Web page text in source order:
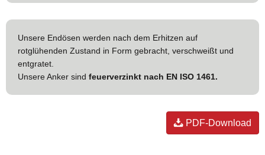
Unsere Endösen werden nach dem Erhitzen auf
rotglühenden Zustand in Form gebracht, verschweißt und
entgratet.
Unsere Anker sind feuerverzinkt nach EN ISO 1461.
PDF-Download